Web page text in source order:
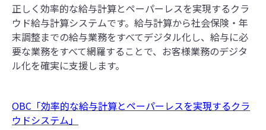
正しく効率的な給与計算とペーパーレスを実現するクラ
ウド給与計算システムです。 給与計算から社会保険・年
末調整までの給与業務をすべてデジタル化し、給与に必
要な業務をすべて網羅することで、お客様業務のデジタ
ル化を確実に支援します。
OBC「効率的な給与計算とペーパーレスを実現するクラ
ウドシステム」